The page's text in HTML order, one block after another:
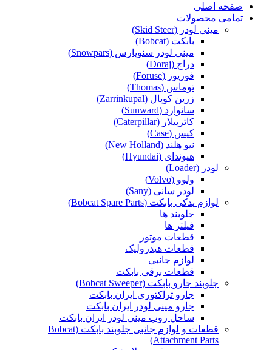
صفحه اصلی
تمامی محصولات
مینی لودر (Skid Steer)
بابکت (Bobcat)
مینی لودر سنوپارس (Snowpars)
دراج (Doraj)
فوریوز (Foruse)
توماس (Thomas)
زرین کوپال (Zarrinkupal)
سانوارد (Sunward)
کاترپیلار (Caterpillar)
کیس (Case)
نیو هلند (New Holland)
هیوندای (Hyundai)
لودر (Loader)
ولوو (Volvo)
لودر سانی (Sany)
لوازم یدکی بابکت (Bobcat Spare Parts)
جلوبند ها
فیلتر ها
قطعات موتور
قطعات هیدرولیک
لوازم جانبی
قطعات برقی بابکت
جلوبند جارو بابکت (Bobcat Sweeper)
جارو تراکتوری ایران بابکت
جارو مینی لودر ایران بابکت
ساحل روب مینی لودر ایران بابکت
قطعات و لوازم جانبی جلوبند بابکت (Bobcat
Attachment Parts)